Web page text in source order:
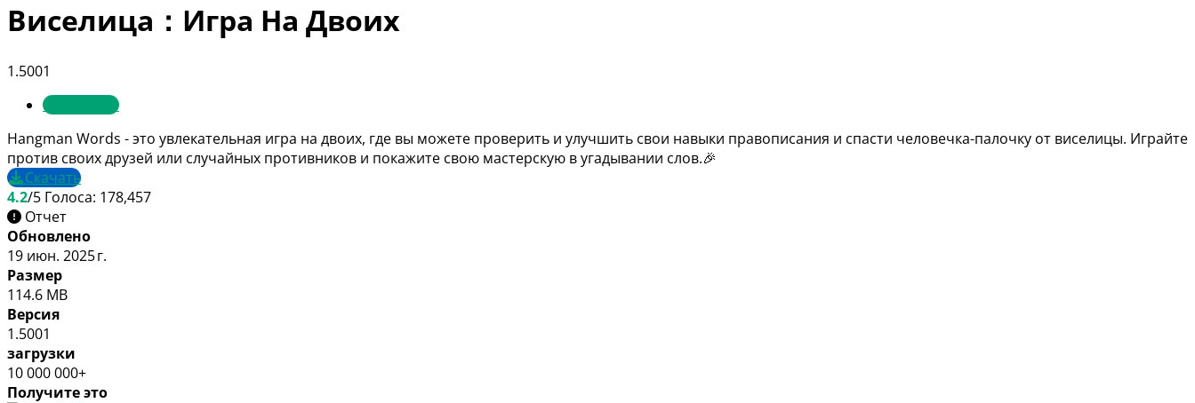
Виселица：Игра На Двоих
1.5001
Словесные
Hangman Words - это увлекательная игра на двоих, где вы можете проверить и улучшить свои навыки правописания и спасти человечка-палочку от виселицы. Играйте
против своих друзей или случайных противников и покажите свою мастерскую в угадывании слов.🎉
Скачать
4.2/5 Голоса: 178,457
Отчет
Обновлено
19 июн. 2025 г.
Размер
114.6 MB
Версия
1.5001
загрузки
10 000 000+
Получите это